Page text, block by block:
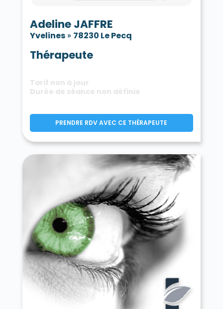
Adeline JAFFRE
Yvelines» 78230 Le Pecq
Thérapeute
Tarif non à jour
Durée de séance non définie
PRENDRE RDV AVEC CE THÉRAPEUTE